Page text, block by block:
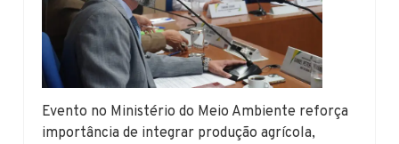
Evento no Ministério do Meio Ambiente reforça
importância de integrar produção agrícola,